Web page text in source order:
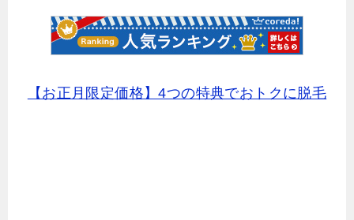
【お正月限定価格】4つの特典でおトクに脱毛